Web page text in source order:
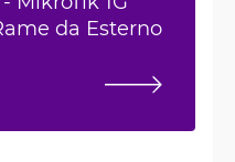
da Esterno